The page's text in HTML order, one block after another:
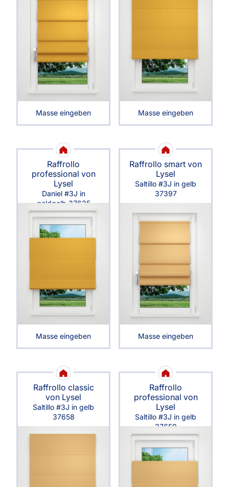
Masse eingeben Masse eingeben
Raffrollo
professional von
Lysel
Daniel #3J in
goldgelb 37625
Masse eingeben
Raffrollo smart von
Lysel
Saltillo #3J in gelb
37397
Masse eingeben
Raffrollo classic
von Lysel
Saltillo #3J in gelb
37658
Raffrollo
professional von
Lysel
Saltillo #3J in gelb
37659